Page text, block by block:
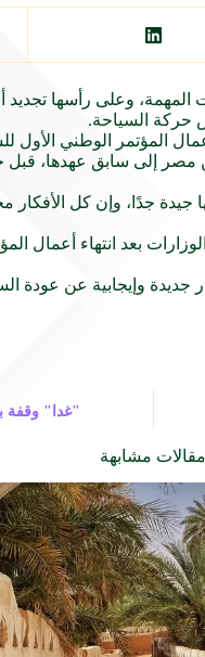
المهمة، وعلى رأسها
حركة السياحة.
المؤتمر الوطني الأول
مصر إلى سابق عهدها، قبل
جدًا، وإن كل الأفكار
بعد انتهاء أعمال
جديدة وإيجابية عن عودة
"غدا" وقفة
مقالات مشابهة